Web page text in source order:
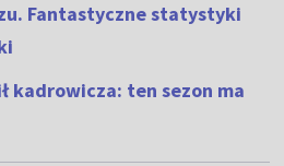
Fantastyczne statystyki
kadrowicza: ten sezon ma